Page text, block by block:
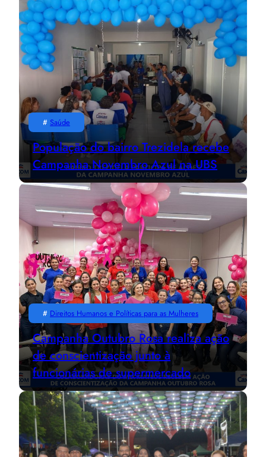
# Saúde
População do bairro Trezidela recebe
Campanha Novembro Azul na UBS
# Direitos Humanos e Políticas para as Mulheres
Campanha Outubro Rosa realiza ação
de conscientização junto à
funcionárias de supermercado